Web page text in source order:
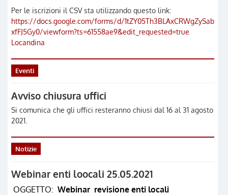
Eventi
Per le iscrizioni il CSV sta utilizzando questo link:
https://docs.google.com/forms/d/
xfFJ5Gy0/viewform?ts=61558ae9&edit_requested=true
Locandina
Avviso chiusura uffici
Notizie
Si comunica che gli uffici resteranno chiusi dal 16 al 31 agosto
2021.
Webinar enti loocali 25.05.2021
OGGETTO: Webinar revisione enti locali